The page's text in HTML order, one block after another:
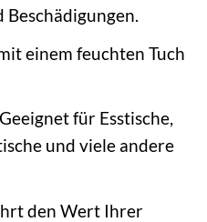
Beschädigungen.
einem feuchten Tuch
Geeignet für Esstische,
und viele andere
den Wert Ihrer